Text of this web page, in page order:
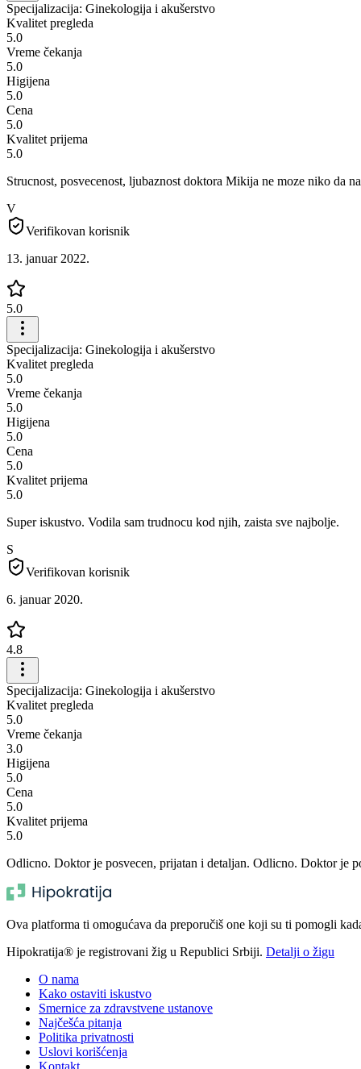
Specijalizacija: Ginekologija i akušerstvo
Kvalitet pregleda
5.0
Vreme čekanja
5.0
Higijena
5.0
Cena
5.0
Kvalitet prijema
5.0
Strucnost, posvecenost, ljubaznost doktora Mikija ne moze niko da
V
Verifikovan korisnik
13. januar 2022.
5.0
Specijalizacija: Ginekologija i akušerstvo
Kvalitet pregleda
5.0
Vreme čekanja
5.0
Higijena
5.0
Cena
5.0
Kvalitet prijema
5.0
Super iskustvo. Vodila sam trudnocu kod njih, zaista sve najbolje.
S
Verifikovan korisnik
6. januar 2020.
4.8
Specijalizacija: Ginekologija i akušerstvo
Kvalitet pregleda
5.0
Vreme čekanja
3.0
Higijena
5.0
Cena
5.0
Kvalitet prijema
5.0
Odlicno. Doktor je posvecen, prijatan i detaljan. Odlicno. Doktor je
Ova platforma ti omogućava da preporučiš one koji su ti pomogli
Hipokratija® je registrovani žig u Republici Srbiji. Detalji o žigu
O nama
Kako ostaviti iskustvo
Smernice za zdravstvene ustanove
Najčešća pitanja
Politika privatnosti
Uslovi korišćenja
Kontakt